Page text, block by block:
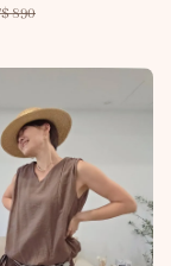
890